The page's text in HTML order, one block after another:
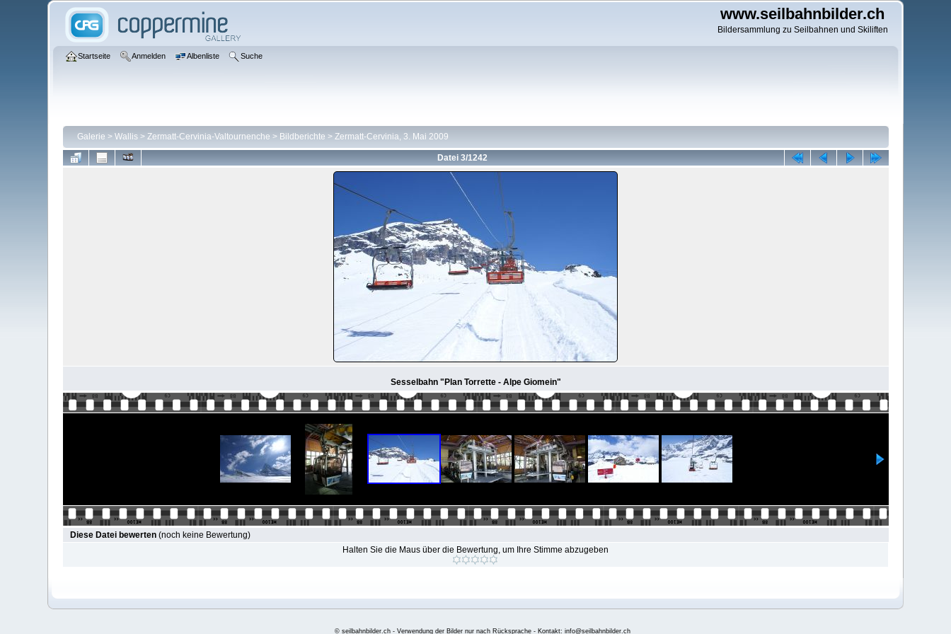
www.seilbahnbilder.ch
Bildersammlung zu Seilbahnen und Skiliften
Startseite Anmelden Albenliste Suche
Galerie > Wallis> Zermatt-Cervinia-Valtournenche > Bildberichte > Zermatt-Cervinia, 3. Mai 2009
Datei 3/1242
Sesselbahn "Plan Torrette - Alpe Giomein"
Diese Datei bewerten(noch keine Bewertung)
Halten Sie die Maus über die Bewertung, um Ihre Stimme abzugeben
© seilbahnbilder.ch - Verwendung der Bilder nur nach Rücksprache - Kontakt: info@seilbahnbilder.ch